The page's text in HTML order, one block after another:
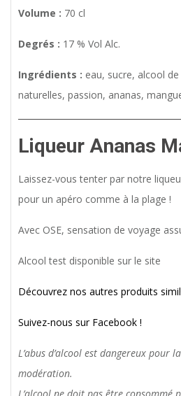
Volume : 70 cl
Degrés : 17 % Vol Alc.
Ingrédients : eau, sucre, alcool
naturelles, passion, ananas,
Liqueur Ananas
Laissez-vous tenter par notre
pour un apéro comme à la plage !
Avec OSE, sensation de voyage
Alcool test disponible sur le site
Découvrez nos autres produits
Suivez-nous sur Facebook !
L’abus d’alcool est dangereux pour
modération.